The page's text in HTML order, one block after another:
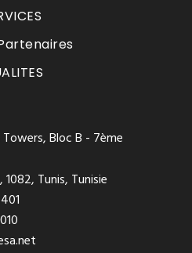
Bloc B - 7ème
Tunis, Tunisie